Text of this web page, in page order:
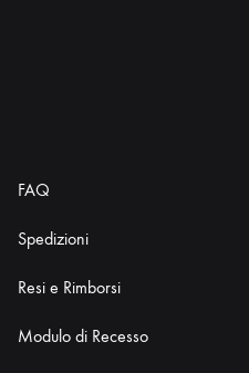
FAQ
Spedizioni
Resi e Rimborsi
Modulo di Recesso